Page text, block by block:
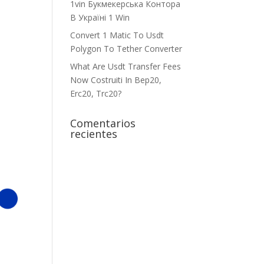
1vin Букмекерська Контора
В Україні 1 Win
Convert 1 Matic To Usdt
Polygon To Tether Converter
What Are Usdt Transfer Fees
Now Costruiti In Bep20,
Erc20, Trc20?
Comentarios
recientes